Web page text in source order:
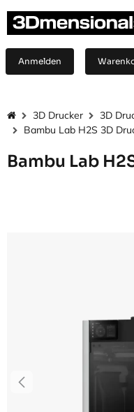
Anmelden
3D Drucker 3D
Bambu Lab H2S 3D
Bambu Lab